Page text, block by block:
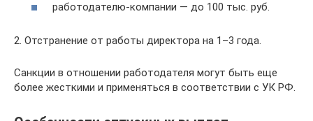
работодателю-компании — до 100 тыс. руб.
2. Отстранение от работы директора на 1–3 года.
Санкции в отношении работодателя могут быть еще
более жесткими и применяться в соответствии с УК РФ.